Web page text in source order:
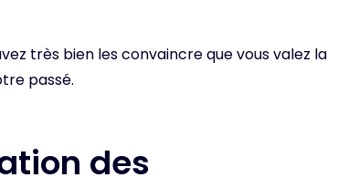
très bien les convaincre que vous valez la
passé.
des